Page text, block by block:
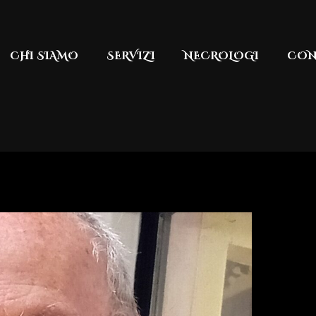
CHI SIAMO SERVIZI NECROLOGI